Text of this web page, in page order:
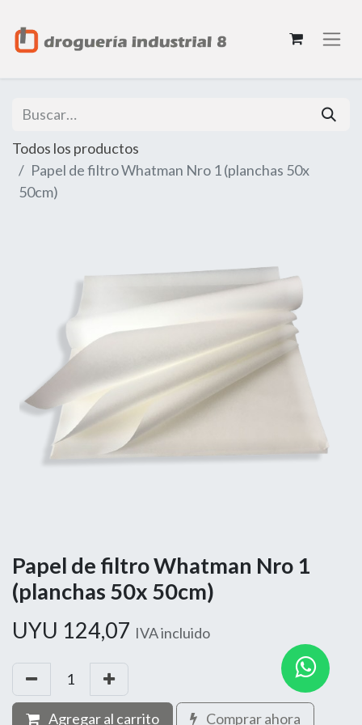
Todos los productos
Papel de filtro Whatman Nro 1 (planchas 50x
50cm)
Papel de filtro Whatman Nro 1
(planchas 50x 50cm)
UYU 124,07 IVA incluido
Agregar al carrito Comprar ahora